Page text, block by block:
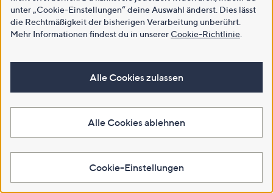
unter „Cookie-Einstellungen“ deine Auswahl änderst. Dies lässt
die Rechtmäßigkeit der bisherigen Verarbeitung unberührt.
Mehr Informationen findest du in unsererCookie-Richtlinie
Alle Cookies zulassen
Alle Cookies ablehnen
Cookie-Einstellungen